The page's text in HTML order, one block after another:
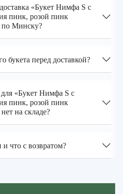
«Букет Нимфа S с
пинк, розой пинк
по Минску?
букета перед доставкой?
«Букет Нимфа S с
пинк, розой пинк
на складе?
что с возвратом?